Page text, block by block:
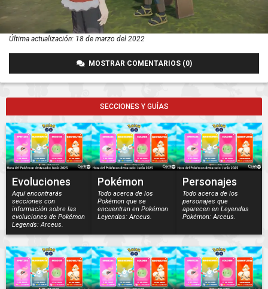
Última actualización: 18 de marzo del 2022
MOSTRAR COMENTARIOS (0)
SECCIONES Y GUÍAS
Evoluciones
Aquí encontrarás
secciones con
información sobre las
evoluciones de Pokémon
Legends: Arceus.
Pokémon
Todo acerca de los
Pokémon que se
encuentran en Pokémon
Leyendas: Arceus.
Personajes
Todo acerca de los
personajes que
aparecen en Leyendas
Pokémon: Arceus.